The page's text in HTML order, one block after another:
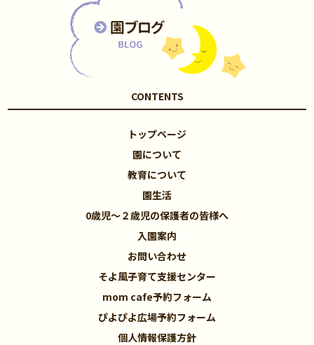
CONTENTS
トップページ
園について
教育について
園生活
0歳児～２歳児の保護者の皆様へ
入園案内
お問い合わせ
そよ風子育て支援センター
mom cafe予約フォーム
ぴよぴよ広場予約フォーム
個人情報保護方針